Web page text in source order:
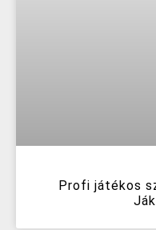
Profi játékos